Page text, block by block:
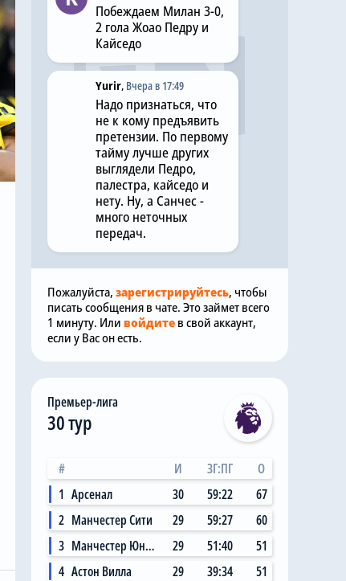
Побеждаем Милан 3-0,
2 гола Жоао Педру и
Кайседо
Yurir, Вчера в 17:49
Надо признаться, что
не к кому предъявить
претензии. По первому
тайму лучше других
выглядели Педро,
палестра, кайседо и
нету. Ну, а Санчес -
много неточных
передач.
Пожалуйста, зарегистрируйтесь, чтобы
писать сообщения в чате. Это займет всего
1 минуту. Или войдите в свой аккаунт,
если у Вас он есть.
Премьер-лига
30 тур
# И ЗГ:ПГ
О
1 Арсенал 30 59:22
67
2 Манчестер Сити 29 59:27
60
3
Манчестер Юнайтед 29 51:40
51
4 Астон Вилла 29 39:34
51